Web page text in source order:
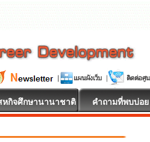
หกิจศึกษานานาชาติ คำถามที่พบบ่อย